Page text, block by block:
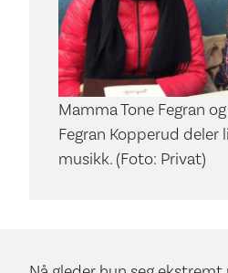
Mamma Tone Fegran
Fegran Kopperud deler
musikk. (Foto: Privat)